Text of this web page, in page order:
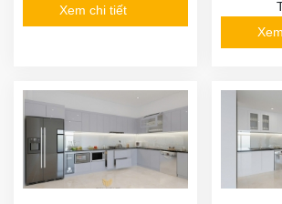
Xem chi tiết